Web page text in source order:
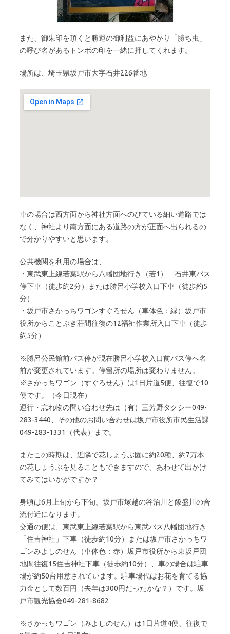
また、御朱印を頂くと勝運の御利益にあやかり「勝ち虫」
の呼び名があるトンボの印を一緒に押してくれます。
場所は、埼玉県坂戸市大字石井226番地
車の場合は西方面から神社方面へのびている細い道路では
なく、神社より南方面にある道路の方が正面へ出られるの
で分かりやすいと思います。
公共機関を利用の場合は、
・東武東上線若葉駅から八幡団地行き（若1） 石井東バス
停下車（徒歩約2分）または勝呂小学校入口下車（徒歩約5
分）
・坂戸市さかっちワゴンすぐろせん（車体色：緑）坂戸市
役所からことぶき荘間往復の12福祉作業所入口下車（徒歩
約5分）
※勝呂公民館前バス停が現在勝呂小学校入口前バス停へ名
前が変更されています。停留所の場所は変わりません。
※さかっちワゴン（すぐろせん）は1日片道5便、往復で10
便です。（今日現在）
運行・忘れ物の問い合わせ先は（有）三芳野タクシー049-
283-3440、その他のお問い合わせは坂戸市役所市民生活課
049-283-1331（代表）まで。
またこの時期は、近隣で花しょうぶ園に約20種、約7万本
の花しょうぶを見ることもできますので、あわせて出かけ
てみてはいかがですか？
身頃は6月上旬から下旬。坂戸市塚越の谷治川と飯盛川の合
流付近になります。
交通の便は、東武東上線若葉駅から東武バス八幡団地行き
「住吉神社」下車（徒歩約10分）または坂戸市さかっちワ
ゴンみよしのせん（車体色：赤）坂戸市役所から東坂戸団
地間往復15住吉神社下車（徒歩約10分）、車の場合は駐車
場が約50台用意されています。駐車場代はお花を育てる協
力金として数百円（去年は300円だったかな？）です。坂
戸市観光協会049-281-8682
※さかっちワゴン（みよしのせん）は1日片道4便、往復で